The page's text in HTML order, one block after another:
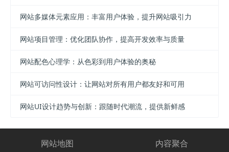
网站多媒体元素应用：丰富用户体验，提升网站吸引力
网站项目管理：优化团队协作，提高开发效率与质量
网站配色心理学：从色彩到用户体验的奥秘
网站可访问性设计：让网站对所有用户都友好和可用
网站UI设计趋势与创新：跟随时代潮流，提供新鲜感
网站地图 内容聚合